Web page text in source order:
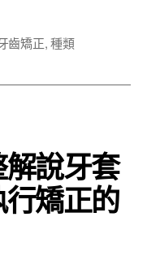
齒矯正,種類
說牙套
矯正的